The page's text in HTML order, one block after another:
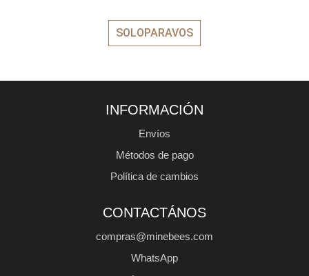
SOLOPARAVOS
INFORMACIÓN
Envíos
Métodos de pago
Política de cambios
CONTACTÁNOS
compras@minebees.com
WhatsApp